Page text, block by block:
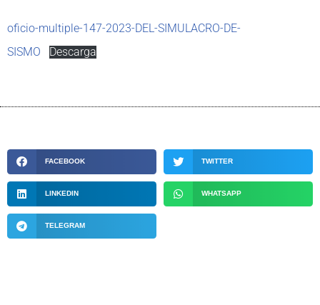
oficio-multiple-147-2023-DEL-SIMULACRO-DE-
SISMO
Descarga
FACEBOOK TWITTER
LINKEDIN WHATSAPP
TELEGRAM